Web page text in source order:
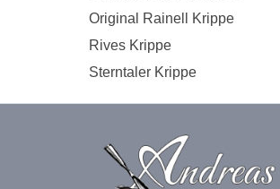
Original Rainell Krippe
Rives Krippe
Sterntaler Krippe